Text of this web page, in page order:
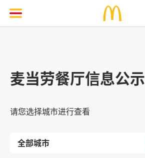
麦当劳餐厅信息公示
请您选择城市进行查看